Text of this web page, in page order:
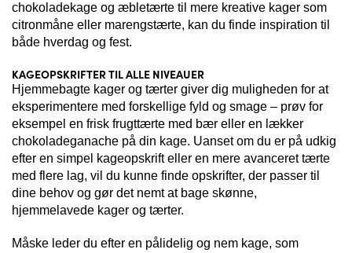
chokoladekage og æbletærte til mere kreative kager som
citronmåne eller marengstærte, kan du finde inspiration til
både hverdag og fest.
KAGEOPSKRIFTER TIL ALLE NIVEAUER
Hjemmebagte kager og tærter giver dig muligheden for at
eksperimentere med forskellige fyld og smage – prøv for
eksempel en frisk frugttærte med bær eller en lækker
chokoladeganache på din kage. Uanset om du er på udkig
efter en simpel kageopskrift eller en mere avanceret tærte
med flere lag, vil du kunne finde opskrifter, der passer til
dine behov og gør det nemt at bage skønne,
hjemmelavede kager og tærter.
Måske leder du efter en pålidelig og nem kage, som